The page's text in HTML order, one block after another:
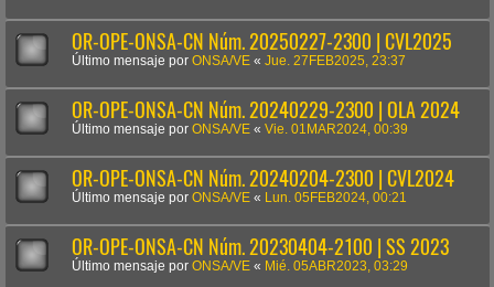
OR-OPE-ONSA-CN Núm. 20250227-2300 | CVL2025
Último mensaje por ONSA/VE « Jue. 27FEB2025, 23:37
OR-OPE-ONSA-CN Núm. 20240229-2300 | OLA 2024
Último mensaje por ONSA/VE « Vie. 01MAR2024, 00:39
OR-OPE-ONSA-CN Núm. 20240204-2300 | CVL2024
Último mensaje por ONSA/VE « Lun. 05FEB2024, 00:21
OR-OPE-ONSA-CN Núm. 20230404-2100 | SS 2023
Último mensaje por ONSA/VE « Mié. 05ABR2023, 03:29